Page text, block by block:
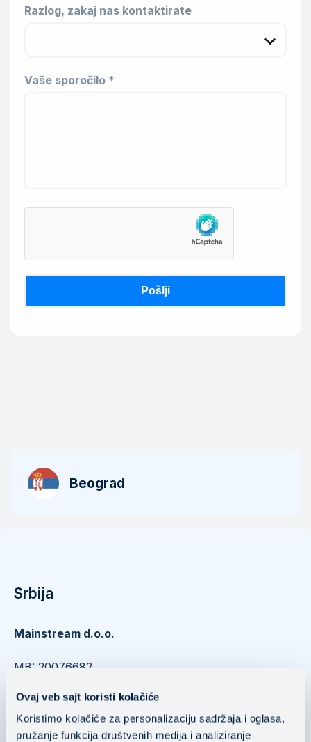
Ovaj veb sajt koristi kolačiće
Koristimo kolačiće za personalizaciju sadržaja i oglasa,
pružanje funkcija društvenih medija i analiziranje
Razlog, zakaj nas kontaktirate
Vaše sporočilo *
Beograd
Srbija
Mainstream d.o.o.
​​​​​​​MB: 20076682
Nušićeva 15 11000 Belgrade, Serbia